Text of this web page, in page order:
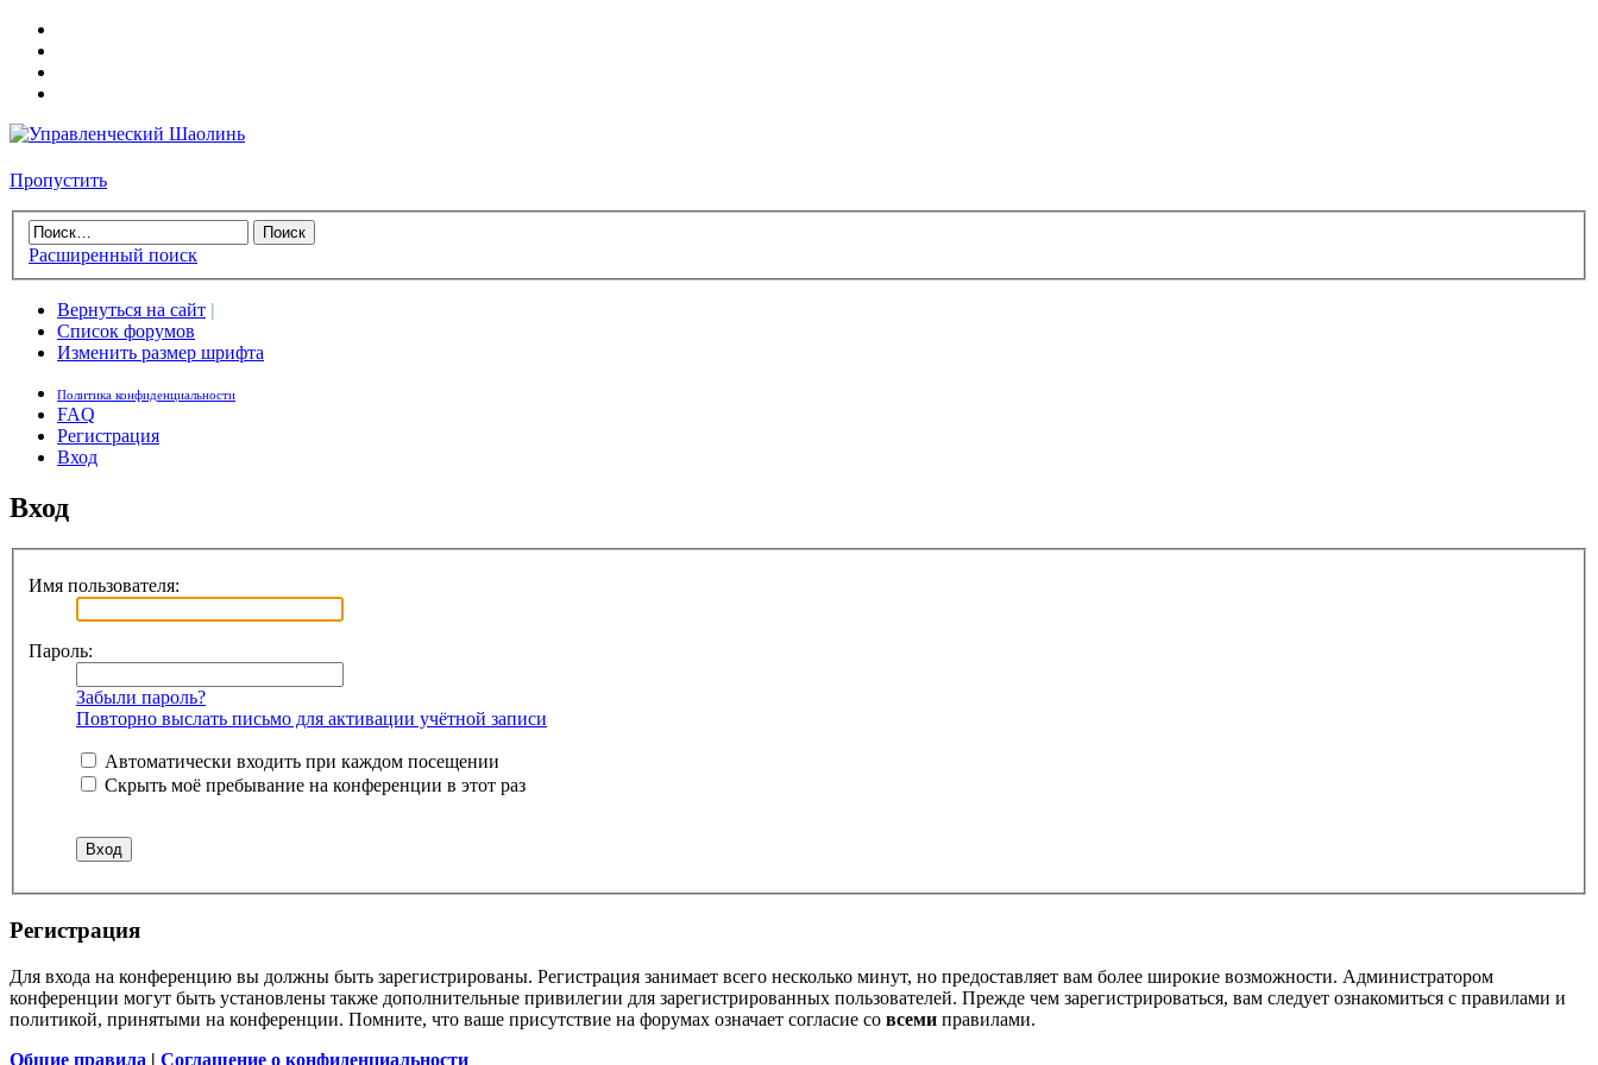
Пропустить
Расширенный поиск
Вернуться на сайт |
Список форумов
Изменить размер шрифта
Политика конфиденциальности
FAQ
Регистрация
Вход
Вход
Имя пользователя:
Пароль:
Забыли пароль?
Повторно выслать письмо для активации учётной записи
Автоматически входить при каждом посещении
Скрыть моё пребывание на конференции в этот раз
Регистрация
Для входа на конференцию вы должны быть зарегистрированы. Регистрация занимает всего несколько минут, но предоставляет вам более широкие возможности. Администратором
конференции могут быть установлены также дополнительные привилегии для зарегистрированных пользователей. Прежде чем зарегистрироваться, вам следует ознакомиться с правилами и
политикой, принятыми на конференции. Помните, что ваше присутствие на форумах означает согласие со всеми правилами.
Общие правила | Соглашение о конфиденциальности